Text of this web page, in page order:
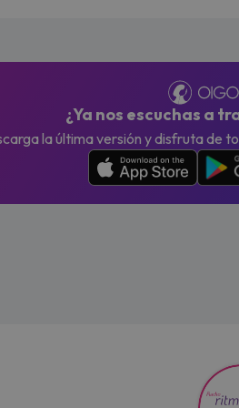
¿Ya nos escuchas a
la última versión y disfruta de